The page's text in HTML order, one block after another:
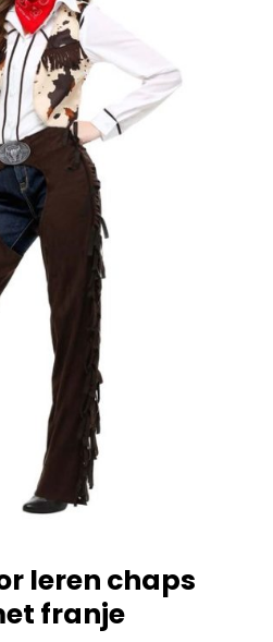
leren chaps
franje